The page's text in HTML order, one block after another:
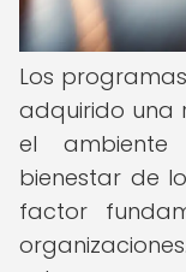
Los
adquirido una
el
bienestar de
factor